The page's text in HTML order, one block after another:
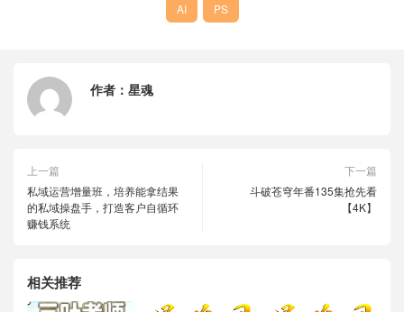
AI PS
作者： 星魂
上一篇
私域运营增量班，培养能拿结果
的私域操盘手，打造客户自循环
赚钱系统
下一篇
斗破苍穹年番135集抢先看
【4K】
相关推荐